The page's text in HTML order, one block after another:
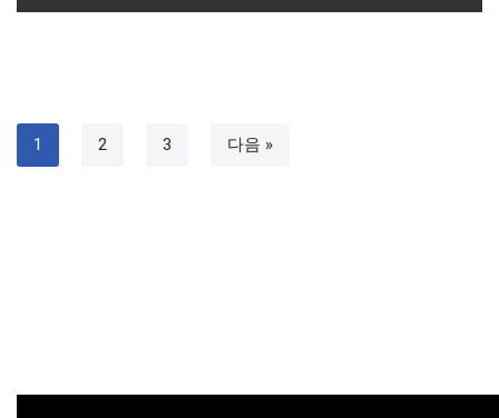
1 2 3 다음 »